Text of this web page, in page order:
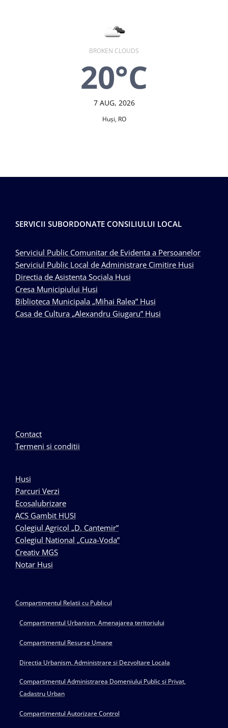
BROKEN CLOUDS
20°C
7 AUG, 2026
Huşi, RO
SERVICII SUBORDONATE CONSILIULUI LOCAL
Serviciul Public Comunitar de Evidenta a Persoanelor
Serviciul Public Local de Administrare Cimitire Husi
Directia de Asistenta Sociala Husi
Cresa Municipiului Husi
Biblioteca Municipala „Mihai Ralea” Husi
Casa de Cultura „Alexandru Giugaru” Husi
Contact
Termeni si conditii
Husi
Parcuri Verzi
Ecosalubrizare
ACS Gambit HUSI
Colegiul Agricol „D. Cantemir”
Colegiul National „Cuza-Voda”
Creativ MGS
Notar Husi
Compartimentul Relatii cu Publicul
Compartimentul Urbanism, Amenajarea teritoriului
Compartimentul Resurse Umane
Directia Urbanism, Administrare si Dezvoltare Locala
Compartimentul Administrarea Domeniului Public si Privat,
Cadastru Urban
Compartimentul Autorizare Control